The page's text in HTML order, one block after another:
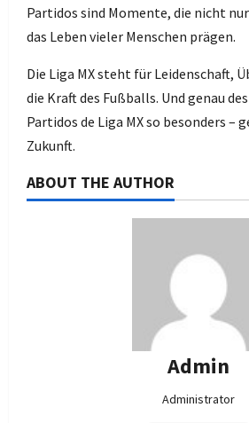
Partidos sind Momente, die nicht
das Leben vieler Menschen prägen.
Die Liga MX steht für Leidenschaft,
die Kraft des Fußballs. Und genau
Partidos de Liga MX so besonders –
Zukunft.
ABOUT THE AUTHOR
Admin
Administrator